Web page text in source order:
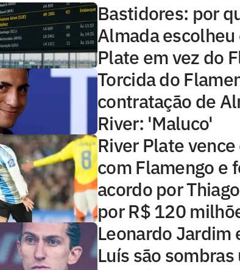
Bastidores: por
Almada escolheu
Plate em vez do
Torcida do
contratação de
River: 'Maluco'
River Plate
com Flamengo e
acordo por
por R$ 120
Leonardo Jardim
Luís são sombras